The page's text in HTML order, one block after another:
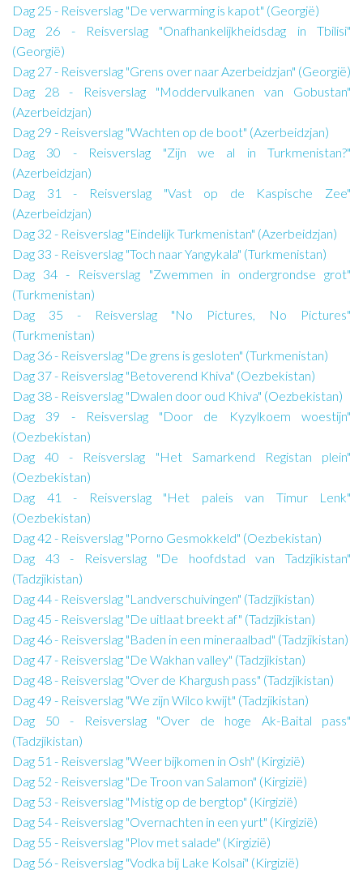
Dag 25 - Reisverslag "De verwarming is kapot" (Georgië)
Dag 26 - Reisverslag "Onafhankelijkheidsdag in Tbilisi"
(Georgië)
Dag 27 - Reisverslag "Grens over naar Azerbeidzjan" (Georgië)
Dag 28 - Reisverslag "Moddervulkanen van Gobustan"
(Azerbeidzjan)
Dag 29 - Reisverslag "Wachten op de boot" (Azerbeidzjan)
Dag 30 - Reisverslag "Zijn we al in Turkmenistan?"
(Azerbeidzjan)
Dag 31 - Reisverslag "Vast op de Kaspische Zee"
(Azerbeidzjan)
Dag 32 - Reisverslag "Eindelijk Turkmenistan" (Azerbeidzjan)
Dag 33 - Reisverslag "Toch naar Yangykala" (Turkmenistan)
Dag 34 - Reisverslag "Zwemmen in ondergrondse grot"
(Turkmenistan)
Dag 35 - Reisverslag "No Pictures, No Pictures"
(Turkmenistan)
Dag 36 - Reisverslag "De grens is gesloten" (Turkmenistan)
Dag 37 - Reisverslag "Betoverend Khiva" (Oezbekistan)
Dag 38 - Reisverslag "Dwalen door oud Khiva" (Oezbekistan)
Dag 39 - Reisverslag "Door de Kyzylkoem woestijn"
(Oezbekistan)
Dag 40 - Reisverslag "Het Samarkend Registan plein"
(Oezbekistan)
Dag 41 - Reisverslag "Het paleis van Timur Lenk"
(Oezbekistan)
Dag 42 - Reisverslag "Porno Gesmokkeld" (Oezbekistan)
Dag 43 - Reisverslag "De hoofdstad van Tadzjikistan"
(Tadzjikistan)
Dag 44 - Reisverslag "Landverschuivingen" (Tadzjikistan)
Dag 45 - Reisverslag "De uitlaat breekt af" (Tadzjikistan)
Dag 46 - Reisverslag "Baden in een mineraalbad" (Tadzjikistan)
Dag 47 - Reisverslag "De Wakhan valley" (Tadzjikistan)
Dag 48 - Reisverslag "Over de Khargush pass" (Tadzjikistan)
Dag 49 - Reisverslag "We zijn Wilco kwijt" (Tadzjikistan)
Dag 50 - Reisverslag "Over de hoge Ak-Baital pass"
(Tadzjikistan)
Dag 51 - Reisverslag "Weer bijkomen in Osh" (Kirgizië)
Dag 52 - Reisverslag "De Troon van Salamon" (Kirgizië)
Dag 53 - Reisverslag "Mistig op de bergtop" (Kirgizië)
Dag 54 - Reisverslag "Overnachten in een yurt" (Kirgizië)
Dag 55 - Reisverslag "Plov met salade" (Kirgizië)
Dag 56 - Reisverslag "Vodka bij Lake Kolsai" (Kirgizië)